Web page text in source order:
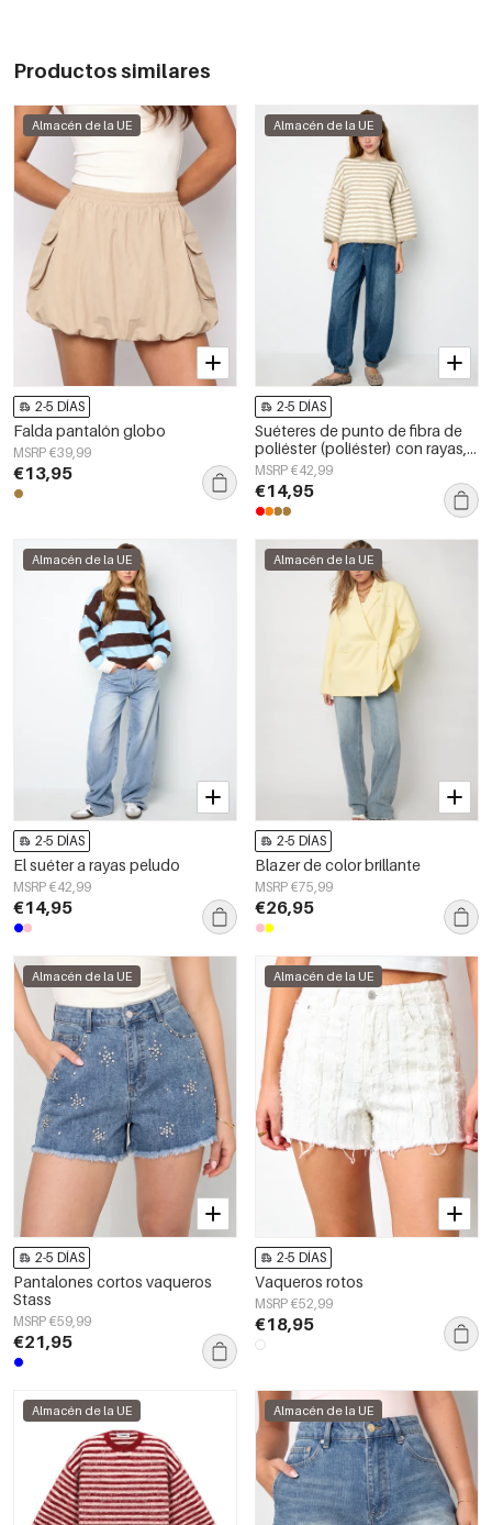
Productos similares
Almacén de la UE
2-5 DÍAS
Falda pantalón globo
MSRP €39,99
€13,95
Almacén de la UE
2-5 DÍAS
Suéteres de punto de fibra de
poliéster (poliéster) con rayas,
ropa casual de otoño/invierno
MSRP €42,99
€14,95
Almacén de la UE
2-5 DÍAS
El suéter a rayas peludo
MSRP €42,99
€14,95
Almacén de la UE
2-5 DÍAS
Blazer de color brillante
MSRP €75,99
€26,95
Almacén de la UE
2-5 DÍAS
Pantalones cortos vaqueros
Stass
MSRP €59,99
€21,95
Almacén de la UE
2-5 DÍAS
Vaqueros rotos
MSRP €52,99
€18,95
Almacén de la UE Almacén de la UE